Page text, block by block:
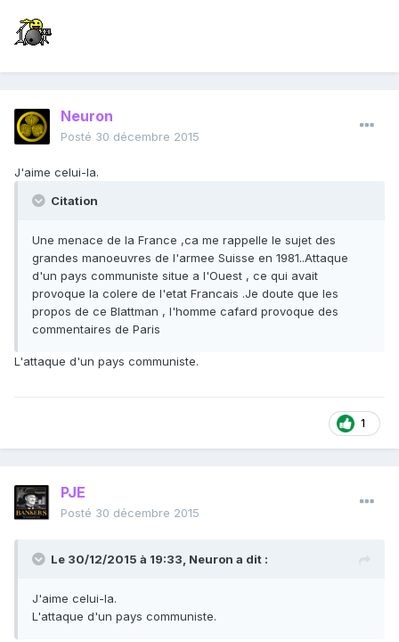
Neuron
Posté 30 décembre 2015
J'aime celui-la.
Citation
Une menace de la France ,ca me rappelle le sujet des
grandes manoeuvres de l'armee Suisse en 1981..Attaque
d'un pays communiste situe a l'Ouest , ce qui avait
provoque la colere de l'etat Francais .Je doute que les
propos de ce Blattman , l'homme cafard provoque des
commentaires de Paris
L'attaque d'un pays communiste.
1
PJE
Posté 30 décembre 2015
Le 30/12/2015 à 19:33, Neuron a dit :
J'aime celui-la.
L'attaque d'un pays communiste.